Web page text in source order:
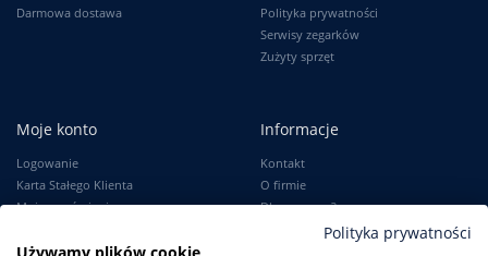
Darmowa dostawa
Polityka prywatności
Serwisy zegarków
Zużyty sprzęt
Moje konto
Logowanie
Karta Stałego Klienta
Moje zamówienia
Informacje
Kontakt
O firmie
Dlaczego my?
Polityka prywatności